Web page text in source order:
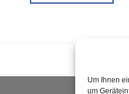
Um Ihnen
um